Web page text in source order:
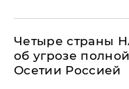
Четыре страны
об угрозе
Осетии Россией